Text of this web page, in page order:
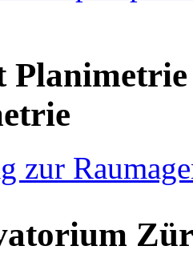
zur